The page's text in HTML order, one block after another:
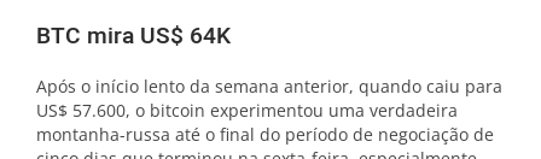
BTC mira US$ 64K
Após o início lento da semana anterior, quando caiu para
US$ 57.600, o bitcoin experimentou uma verdadeira
montanha-russa até o final do período de negociação de